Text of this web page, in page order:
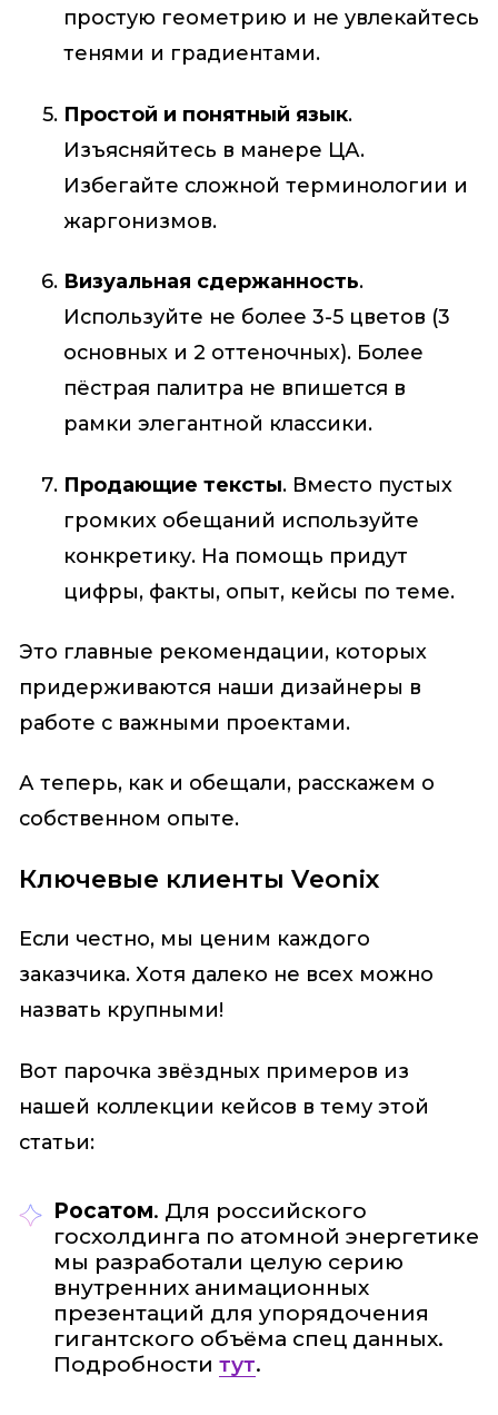
простую геометрию и не увлекайтесь
тенями и градиентами.
Простой и понятный язык.
Изъясняйтесь в манере ЦА.
Избегайте сложной терминологии и
жаргонизмов.
Визуальная сдержанность.
Используйте не более 3-5 цветов (3
основных и 2 оттеночных). Более
пёстрая палитра не впишется в
рамки элегантной классики.
Продающие тексты. Вместо пустых
громких обещаний используйте
конкретику. На помощь придут
цифры, факты, опыт, кейсы по теме.
Это главные рекомендации, которых
придерживаются наши дизайнеры в
работе с важными проектами.
А теперь, как и обещали, расскажем о
собственном опыте.
Ключевые клиенты Veonix
Если честно, мы ценим каждого
заказчика. Хотя далеко не всех можно
назвать крупными!
Вот парочка звёздных примеров из
нашей коллекции кейсов в тему этой
статьи:
Росатом. Для российского
госхолдинга по атомной энергетике
мы разработали целую серию
внутренних анимационных
презентаций для упорядочения
гигантского объёма спец данных.
Подробноститут.